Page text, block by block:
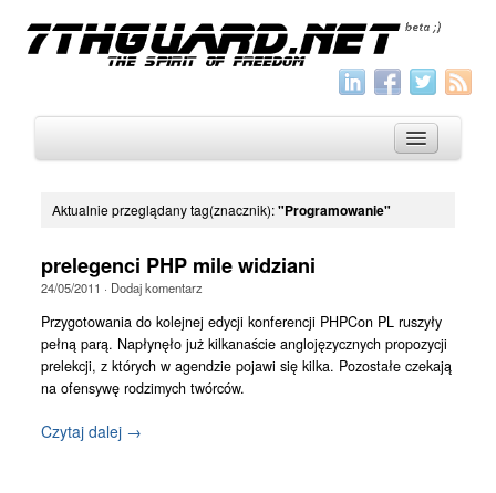
Archiwum
Wszystko
Aktualności
Artykuły
Krótkie
Aktualnie przeglądany tag(znacznik):"Programowanie"
prelegenci PHP mile widziani
24/05/2011 · Dodaj komentarz
Przygotowania do kolejnej edycji konferencji PHPCon PL ruszyły
pełną parą. Napłynęło już kilkanaście anglojęzycznych propozycji
prelekcji, z których w agendzie pojawi się kilka. Pozostałe czekają
na ofensywę rodzimych twórców.
Czytaj dalej →